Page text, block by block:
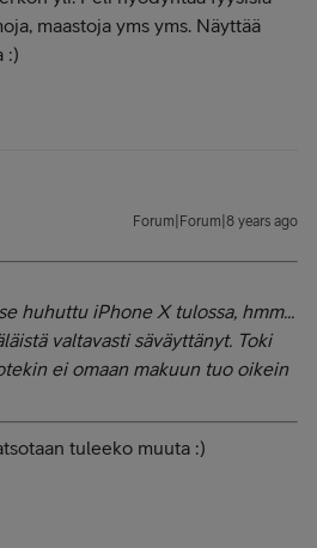
maastoja yms yms. Näyttää
:)
Forum|Forum|8 years ago
huhuttu iPhone X tulossa, hmm...
valtavasti säväyttänyt. Toki
ei omaan makuun tuo oikein
tuleeko muuta :)